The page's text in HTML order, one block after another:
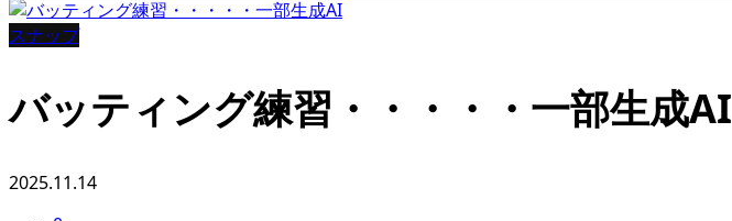
スナップ
バッティング練習・・・・・一部生成AI
2025.11.14